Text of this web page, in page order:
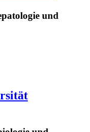
und